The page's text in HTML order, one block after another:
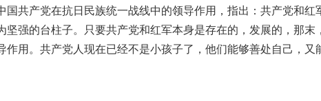
共产党在抗日民族统一战线中的领导作用，指出：共产党和
强的台柱子。只要共产党和红军本身是存在的，发展的，那
用。共产党人现在已经不是小孩子了，他们能够善处自己，